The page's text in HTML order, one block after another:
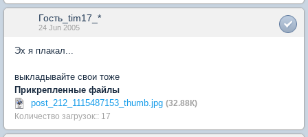
Гость_tim17_*
24 Jun 2005
Эх я плакал...
выкладывайте свои тоже
Прикрепленные файлы
post_212_1115487153_thumb.jpg (32.88К)
Количество загрузок:: 17